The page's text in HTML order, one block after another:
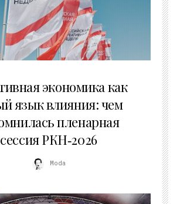
экономика как
язык влияния: чем
пленарная
сессия РКН‑2026
Moda